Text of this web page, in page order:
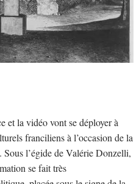
et la vidéo vont se déployer à
franciliens à l’occasion de la
l’égide de Valérie Donzelli,
se fait très